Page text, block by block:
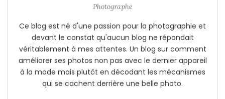
Photographe
Ce blog est né d'une passion pour la photographie et
devant le constat qu'aucun blog ne répondait
véritablement à mes attentes. Un blog sur comment
améliorer ses photos non pas avec le dernier appareil
à la mode mais plutôt en décodant les mécanismes
qui se cachent derrière une belle photo.